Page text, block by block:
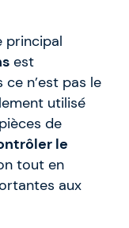
principal
est
ce n’est pas le
utilisé
de
le
tout en
aux